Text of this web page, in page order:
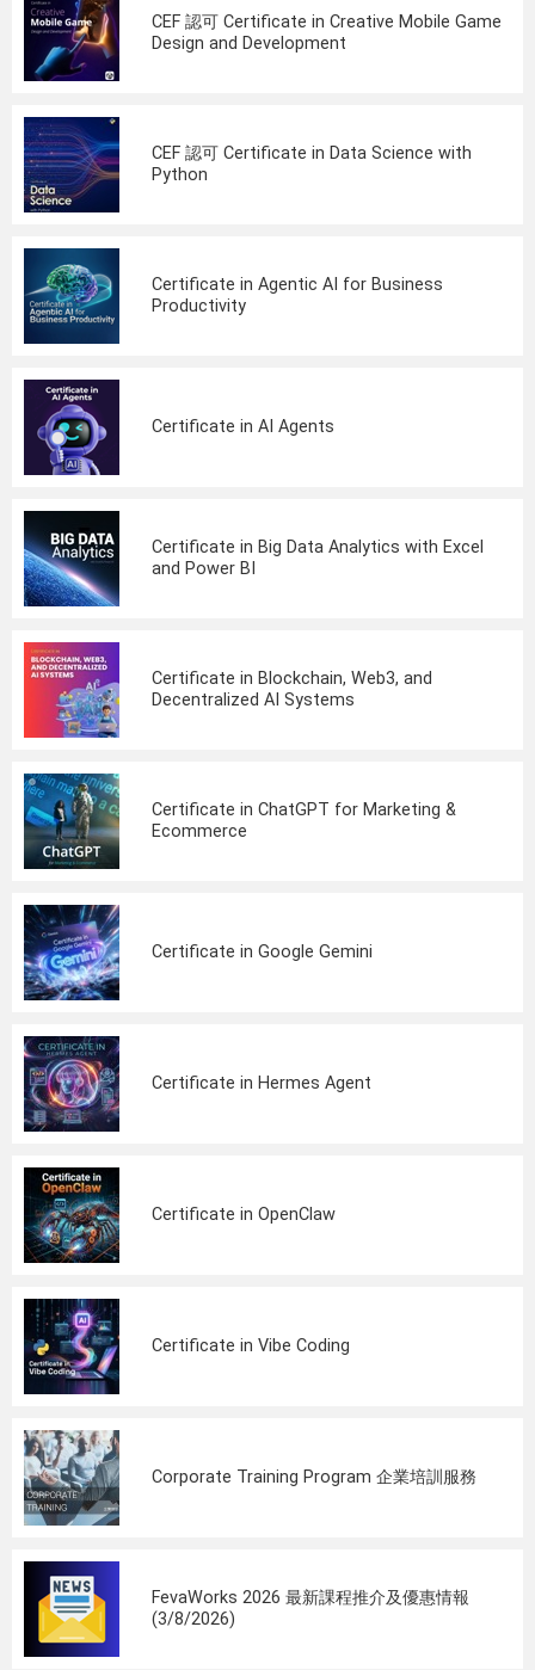
CEF 認可 Certificate in Creative Mobile Game
Design and Development
CEF 認可 Certificate in Data Science with
Python
Certificate in Agentic AI for Business
Productivity
Certificate in AI Agents
Certificate in Big Data Analytics with Excel
and Power BI
Certificate in Blockchain, Web3, and
Decentralized AI Systems
Certificate in ChatGPT for Marketing &
Ecommerce
Certificate in Google Gemini
Certificate in Hermes Agent
Certificate in OpenClaw
Certificate in Vibe Coding
Corporate Training Program 企業培訓服務
FevaWorks 2026 最新課程推介及優惠情報
(3/8/2026)